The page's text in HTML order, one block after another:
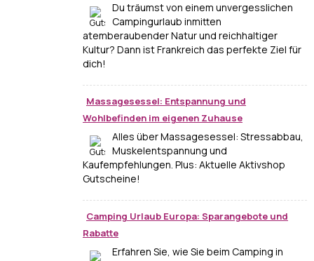
Du träumst von einem unvergesslichen
Campingurlaub inmitten
atemberaubender Natur und reichhaltiger
Kultur? Dann ist Frankreich das perfekte Ziel für
dich!
Massagesessel: Entspannung und
Wohlbefinden im eigenen Zuhause
Alles über Massagesessel: Stressabbau,
Muskelentspannung und
Kaufempfehlungen. Plus: Aktuelle Aktivshop
Gutscheine!
Camping Urlaub Europa: Sparangebote und
Rabatte
Erfahren Sie, wie Sie beim Camping in